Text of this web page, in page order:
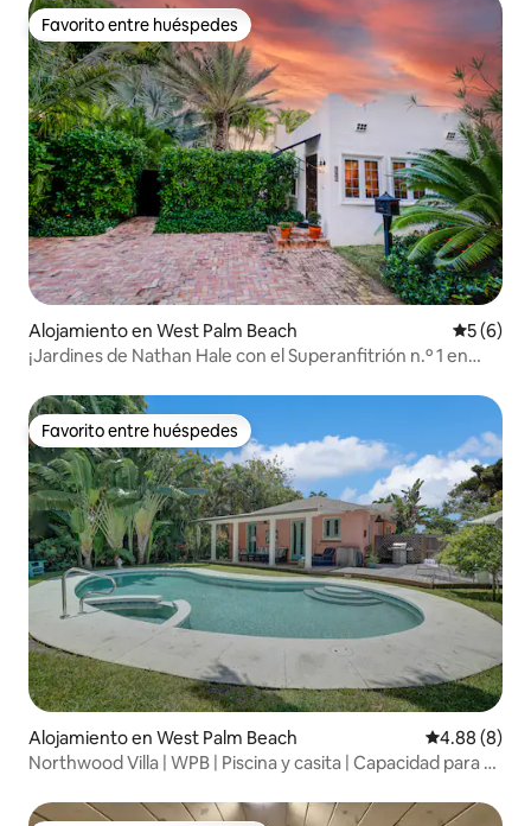
Favorito entre huéspedes
Favorito entre huéspedes
Alojamiento en West Palm Beach
5 (6)
¡Jardines de Nathan Hale con el Superanfitrión n.º 1 en
Favorito entre huéspedes
Favorito entre huéspedes
Alojamiento en West Palm Beach Calificación
4.88 (8)
Northwood Villa | WPB | Piscina y casita | Capacidad para 6